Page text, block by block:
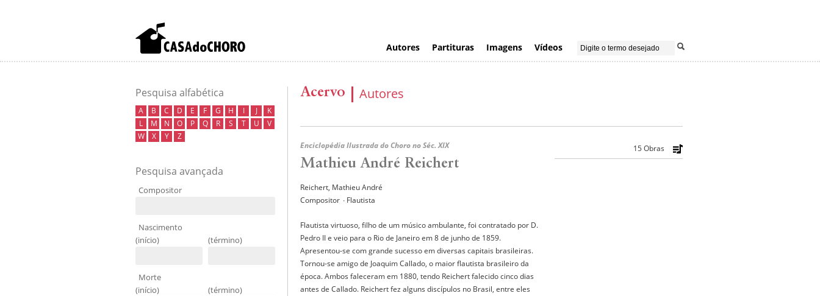
Autores Partituras Imagens Vídeos
Pesquisa alfabética
A B C D E F G H I J
K
L
M N O P Q R S T U
V
W
X Y Z
Pesquisa avançada
Compositor
Nascimento
(início)
(término)
Morte
(início)
(término)
Acervo Autores
Enciclopédia Ilustrada do Choro no Séc. XIX
Mathieu André Reichert
Reichert, Mathieu André
Compositor ∙ Flautista
Flautista virtuoso, filho de um músico ambulante, foi contratado por D.
Pedro II e veio para o Rio de Janeiro em 8 de junho de 1859.
Apresentou-se com grande sucesso em diversas capitais brasileiras.
Tornou-se amigo de Joaquim Callado, o maior flautista brasileiro da
época. Ambos faleceram em 1880, tendo Reichert falecido cinco dias
antes de Callado. Reichert fez alguns discípulos no Brasil, entre eles
15 Obras